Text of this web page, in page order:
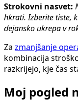
Strokovni nasvet:
hkrati. Izberite tiste,
dejansko ukrepa v
Za zmanjšanje
kombinacija
razkrijejo, kje čas
Moj pogled